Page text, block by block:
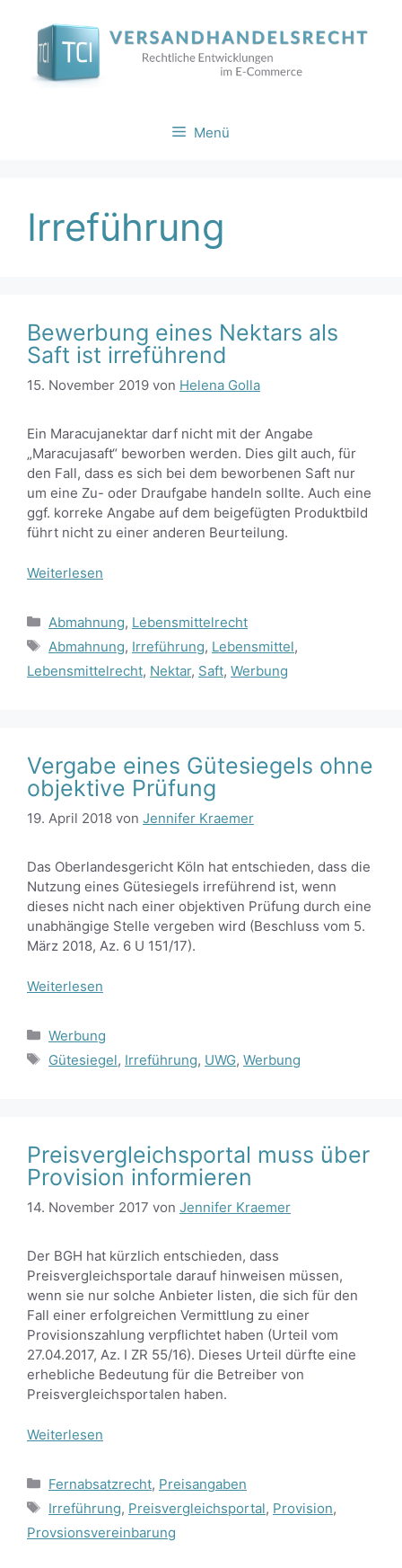
springen
Menü
Irreführung
Bewerbung eines Nektars als
Saft ist irreführend
15. November 2019 von Helena Golla
Ein Maracujanektar darf nicht mit der Angabe
„Maracujasaft“ beworben werden. Dies gilt auch, für
den Fall, dass es sich bei dem beworbenen Saft nur
um eine Zu- oder Draufgabe handeln sollte. Auch eine
ggf. korreke Angabe auf dem beigefügten Produktbild
führt nicht zu einer anderen Beurteilung.
Weiterlesen
Kategorien
Abmahnung, Lebensmittelrecht
Schlagwörter
Abmahnung, Irreführung, Lebensmittel,
Lebensmittelrecht, Nektar, Saft, Werbung
Vergabe eines Gütesiegels ohne
objektive Prüfung
19. April 2018 von Jennifer Kraemer
Das Oberlandesgericht Köln hat entschieden, dass die
Nutzung eines Gütesiegels irreführend ist, wenn
dieses nicht nach einer objektiven Prüfung durch eine
unabhängige Stelle vergeben wird (Beschluss vom 5.
März 2018, Az. 6 U 151/17).
Weiterlesen
Kategorien
Werbung
Schlagwörter
Gütesiegel, Irreführung, UWG, Werbung
Preisvergleichsportal muss über
Provision informieren
14. November 2017 von Jennifer Kraemer
Der BGH hat kürzlich entschieden, dass
Preisvergleichsportale darauf hinweisen müssen,
wenn sie nur solche Anbieter listen, die sich für den
Fall einer erfolgreichen Vermittlung zu einer
Provisionszahlung verpflichtet haben (Urteil vom
27.04.2017, Az. I ZR 55/16). Dieses Urteil dürfte eine
erhebliche Bedeutung für die Betreiber von
Preisvergleichsportalen haben.
Weiterlesen
Kategorien
Fernabsatzrecht, Preisangaben
Schlagwörter
Irreführung, Preisvergleichsportal, Provision,
Provsionsvereinbarung